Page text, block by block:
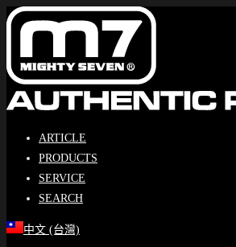
Skip
content
ARTICLE
PRODUCTS
SERVICE
SEARCH
中文 (台灣)